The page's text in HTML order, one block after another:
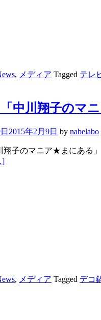
, メディア Tagged テレ
「中川翔子のマ
2015年2月9日 by nabelabo
翔子のマニア★まにある
, メディア Tagged デコ